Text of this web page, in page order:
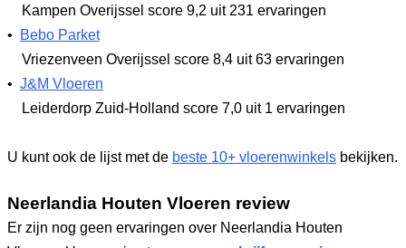
Kampen Overijssel score 9,2 uit 231 ervaringen
•
Bebo Parket
Vriezenveen Overijssel score 8,4 uit 63 ervaringen
• J&M Vloeren
Leiderdorp Zuid-Holland score 7,0 uit 1 ervaringen
U kunt ook de lijst met de beste 10+ vloerenwinkels bekijken.
Neerlandia Houten Vloeren review
Er zijn nog geen ervaringen over Neerlandia Houten